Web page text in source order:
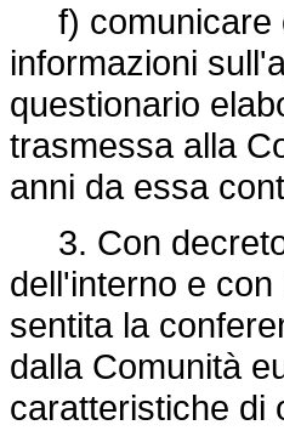
f) comunicare
informazioni
questionario
trasmessa alla
anni da essa
3. Con decreto
dell'interno e
sentita la
dalla Comunità
caratteristiche di